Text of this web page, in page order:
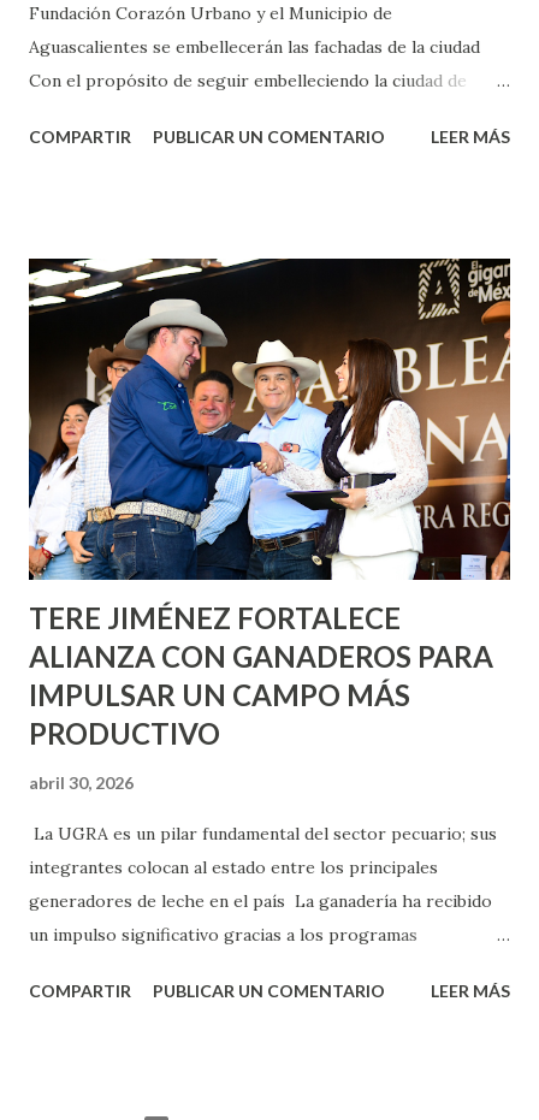
Fundación Corazón Urbano y el Municipio de
Aguascalientes se embellecerán las fachadas de la ciudad
Con el propósito de seguir embelleciendo la ciudad de
municipal, Leo Montañez dio inicio al programa
Corazón Urbano y el Municipio capital. Leo Montañez
informó que en este programa se usarán cerca de 90 mil
metros cuadrados de pintura, para dar inicio en la calle
Nieto, entre Jesús F. Elizondo y la calle 22 de Octubre, con
lo que se aplicará pintura en 66 casas. Posteriormente se
llevará este programa a Villas de Nuestra Señora de la
Asunción, Avenida Alameda y Decreto 27 de Septiembre, en
los edificios FOVISSSTE Ojo de Agua, en la comunidad
Norias de Paso Hondo y en los edificios de...
COMPARTIR PUBLICAR UN COMENTARIO LEER MÁS
TERE JIMÉNEZ FORTALECE
ALIANZA CON GANADEROS PARA
IMPULSAR UN CAMPO MÁS
PRODUCTIVO
abril 30, 2026
La UGRA es un pilar fundamental del sector pecuario; sus
integrantes colocan al estado entre los principales
generadores de leche en el país La ganadería ha recibido
un impulso significativo gracias a los programas
muestra de su respaldo firme y decidido al campo, la
COMPARTIR PUBLICAR UN COMENTARIO LEER MÁS